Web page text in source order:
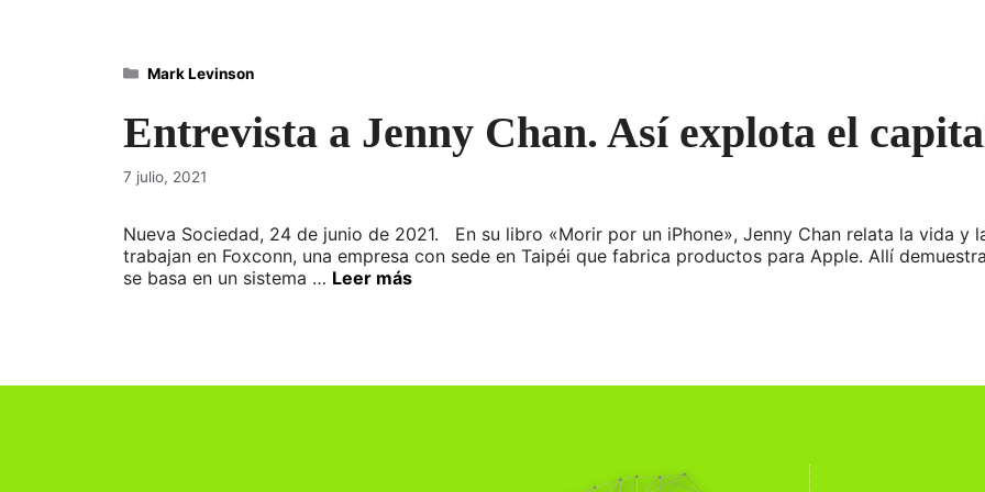
Entrevista a Jenny Chan. Así explota el
7 julio, 2021
Nueva Sociedad, 24 de junio de 2021. En su libro «Morir por un iPhone», Jenny Chan relata la vida y
trabajan en Foxconn, una empresa con sede en Taipéi que fabrica productos para Apple. Allí
se basa en un sistema … Leer más
Categorías
Mark Levinson